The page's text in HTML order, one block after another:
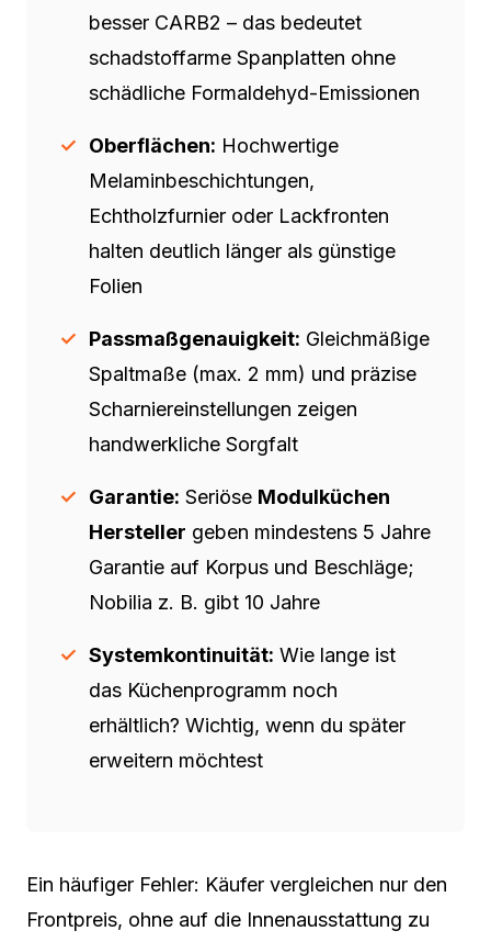
besser CARB2 – das bedeutet
schadstoffarme Spanplatten ohne
schädliche Formaldehyd-Emissionen
Oberflächen: Hochwertige
Melaminbeschichtungen,
Echtholzfurnier oder Lackfronten
halten deutlich länger als günstige
Folien
Passmaßgenauigkeit: Gleichmäßige
Spaltmaße (max. 2 mm) und präzise
Scharniereinstellungen zeigen
handwerkliche Sorgfalt
Garantie: Seriöse Modulküchen
Hersteller geben mindestens 5 Jahre
Garantie auf Korpus und Beschläge;
Nobilia z. B. gibt 10 Jahre
Systemkontinuität: Wie lange ist
das Küchenprogramm noch
erhältlich? Wichtig, wenn du später
erweitern möchtest
Ein häufiger Fehler: Käufer vergleichen nur den
Frontpreis, ohne auf die Innenausstattung zu